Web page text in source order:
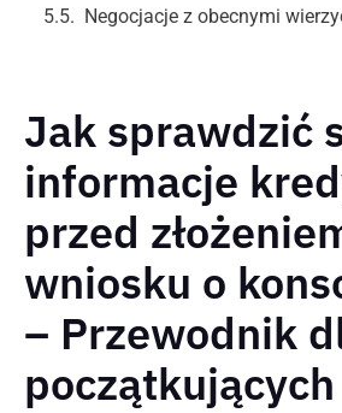
Jak sprawdzić
informacje
przed
wniosku o
– Przewodnik
początkujących
Negocjacje z obecnymi